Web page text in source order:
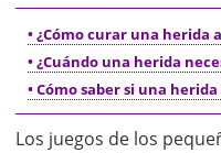
• ¿Cómo curar una herida
• ¿Cuándo una herida
• Cómo saber si una
Los juegos de los